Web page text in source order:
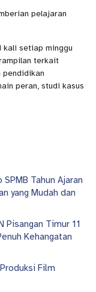
pelajaran
kali setiap minggu
terkait
pendidikan
peran, studi kasus
Tahun Ajaran
yang Mudah dan
Pisangan Timur 11
Kehangatan
Film